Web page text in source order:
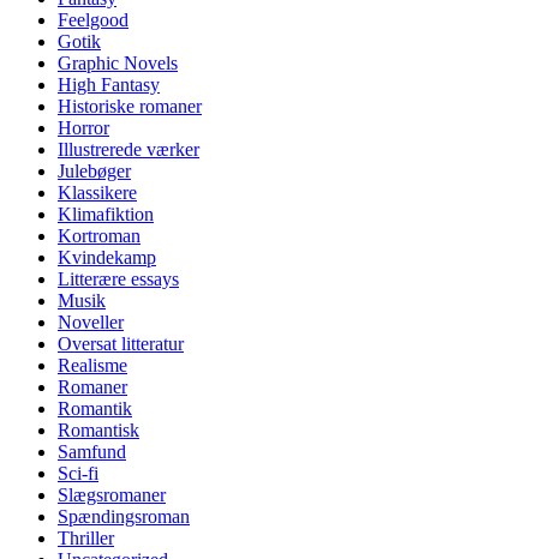
Feelgood
Gotik
Graphic Novels
High Fantasy
Historiske romaner
Horror
Illustrerede værker
Julebøger
Klassikere
Klimafiktion
Kortroman
Kvindekamp
Litterære essays
Musik
Noveller
Oversat litteratur
Realisme
Romaner
Romantik
Romantisk
Samfund
Sci-fi
Slægsromaner
Spændingsroman
Thriller